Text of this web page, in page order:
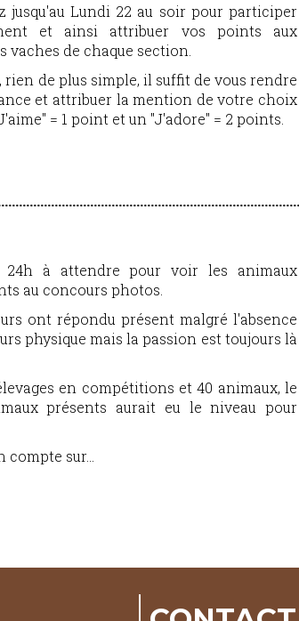
jusqu'au Lundi 22 au soir pour participer
et ainsi attribuer vos points aux
vaches de chaque section.
rien de plus simple, il suffit de vous rendre
et attribuer la mention de votre choix
= 1 point et un "J'adore" = 2 points.
24h à attendre pour voir les animaux
au concours photos.
ont répondu présent malgré l'absence
physique mais la passion est toujours là
en compétitions et 40 animaux, le
présents aurait eu le niveau pour
sur...